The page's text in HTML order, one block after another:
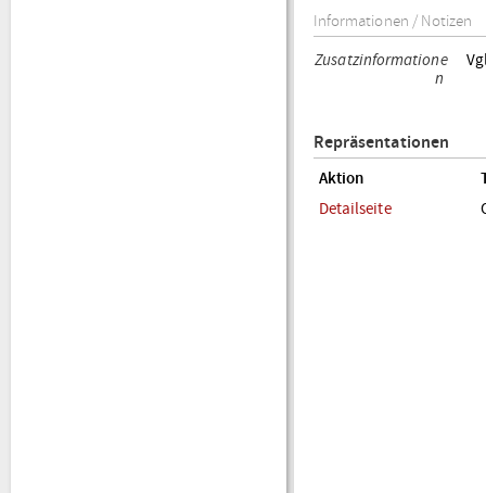
Informationen / Notizen
Zusatzinformatione
n
Repräsentationen
Aktion
Detailseite